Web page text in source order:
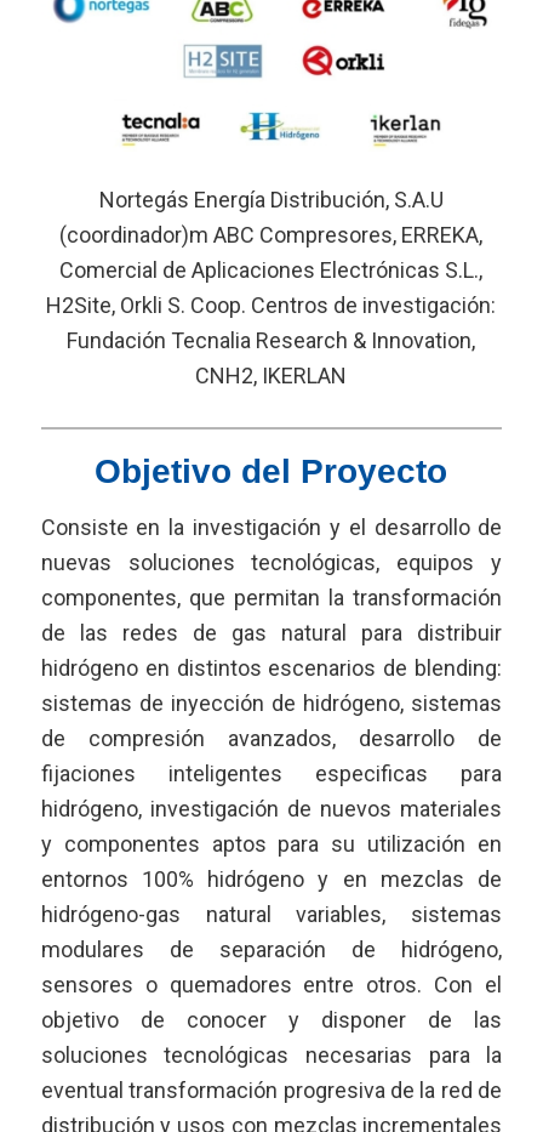
Nortegás Energía Distribución, S.A.U
(coordinador)m ABC Compresores, ERREKA,
Comercial de Aplicaciones Electrónicas S.L.,
H2Site, Orkli S. Coop. Centros de investigación:
Fundación Tecnalia Research & Innovation,
CNH2, IKERLAN
Objetivo del Proyecto
Consiste en la investigación y el desarrollo de
nuevas soluciones tecnológicas, equipos y
componentes, que permitan la transformación
de las redes de gas natural para distribuir
hidrógeno en distintos escenarios de blending:
sistemas de inyección de hidrógeno, sistemas
de compresión avanzados, desarrollo de
fijaciones inteligentes especificas para
hidrógeno, investigación de nuevos materiales
y componentes aptos para su utilización en
entornos 100% hidrógeno y en mezclas de
hidrógeno-gas natural variables, sistemas
modulares de separación de hidrógeno,
sensores o quemadores entre otros. Con el
objetivo de conocer y disponer de las
soluciones tecnológicas necesarias para la
eventual transformación progresiva de la red de
distribución y usos con mezclas incrementales